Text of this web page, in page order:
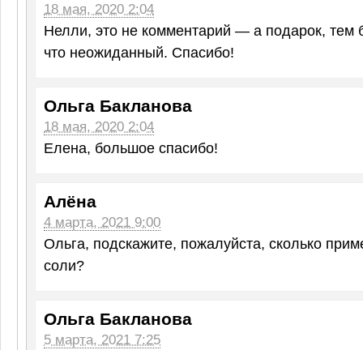
18 мая, 2020 2:04
Нелли, это не комментарий — а подарок, тем
что неожиданный. Спасибо!
Ольга Бакланова
18 мая, 2020 2:04
Елена, большое спасибо!
Алёна
4 марта, 2021 9:00
Ольга, подскажите, пожалуйста, сколько
соли?
Ольга Бакланова
5 марта, 2021 7:25